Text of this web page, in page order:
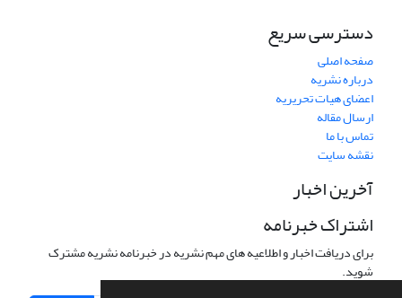
دسترسی سریع
صفحه اصلی
درباره نشریه
اعضای هیات تحریریه
ارسال مقاله
تماس با ما
نقشه سایت
آخرین اخبار
اشتراک خبرنامه
برای دریافت اخبار و اطلاعیه های مهم نشریه در خبرنامه نشریه مشترک
شوید.